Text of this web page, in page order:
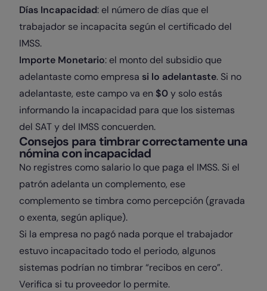
Días Incapacidad: el número de días que el
trabajador se incapacita según el certificado del
IMSS.
Importe Monetario: el monto del subsidio que
adelantaste como empresa si lo adelantaste. Si no
adelantaste, este campo va en $0y solo estás
informando la incapacidad para que los sistemas
del SAT y del IMSS concuerden.
Consejos para timbrar correctamente una
nómina con incapacidad
No registres como salario lo que paga el IMSS. Si el
patrón adelanta un complemento, ese
complemento se timbra como percepción (gravada
o exenta, según aplique).
Si la empresa no pagó nada porque el trabajador
estuvo incapacitado todo el periodo, algunos
sistemas podrían no timbrar “recibos en cero”.
Verifica si tu proveedor lo permite.